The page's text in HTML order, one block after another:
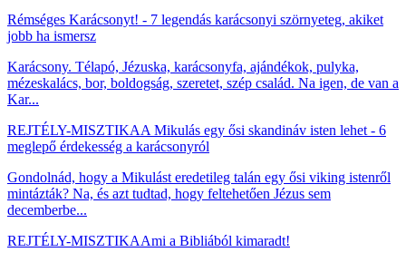
Rémséges Karácsonyt! - 7 legendás karácsonyi szörnyeteg, akiket
jobb ha ismersz
Karácsony. Télapó, Jézuska, karácsonyfa, ajándékok, pulyka,
mézeskalács, bor, boldogság, szeretet, szép család. Na igen, de van a
Kar...
REJTÉLY-MISZTIKAA Mikulás egy ősi skandináv isten lehet - 6
meglepő érdekesség a karácsonyról
Gondolnád, hogy a Mikulást eredetileg talán egy ősi viking istenről
mintázták? Na, és azt tudtad, hogy feltehetően Jézus sem
decemberbe...
REJTÉLY-MISZTIKAAmi a Bibliából kimaradt!